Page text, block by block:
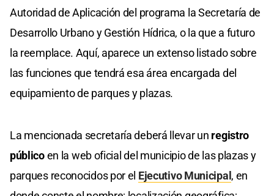
Autoridad de Aplicación del programa la Secretaría de
Desarrollo Urbano y Gestión Hídrica, o la que a futuro
la reemplace. Aquí, aparece un extenso listado sobre
las funciones que tendrá esa área encargada del
equipamiento de parques y plazas.
La mencionada secretaría deberá llevar un registro
públicoen la web oficial del municipio de las plazas y
parques reconocidos por el Ejecutivo Municipal , en